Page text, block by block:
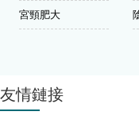
宮頸肥大
友情鏈接